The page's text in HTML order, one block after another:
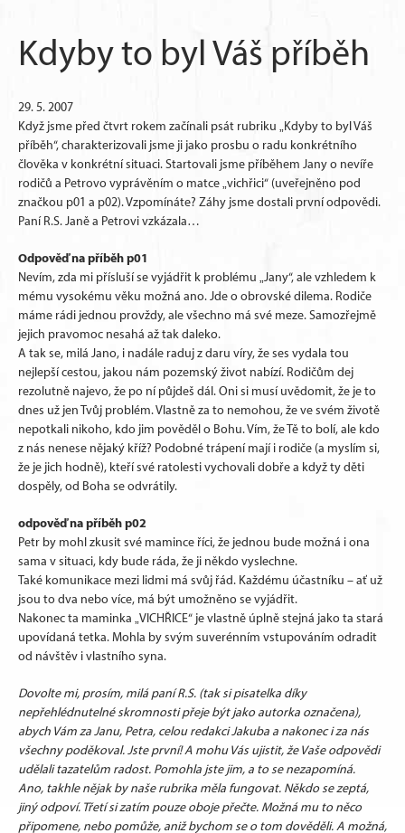
Kdyby to byl Váš příběh
29. 5. 2007
Když jsme před čtvrt rokem začínali psát rubriku „Kdyby to byl Váš
příběh“, charakterizovali jsme ji jako prosbu o radu konkrétního
člověka v konkrétní situaci. Startovali jsme příběhem Jany o nevíře
rodičů a Petrovo vyprávěním o matce „vichřici“ (uveřejněno pod
značkou p01 a p02). Vzpomínáte? Záhy jsme dostali první odpovědi.
Paní R.S. Janě a Petrovi vzkázala…
Odpověď na příběh p01
Nevím, zda mi přísluší se vyjádřit k problému „Jany“, ale vzhledem k
mému vysokému věku možná ano. Jde o obrovské dilema. Rodiče
máme rádi jednou provždy, ale všechno má své meze. Samozřejmě
jejich pravomoc nesahá až tak daleko.
A tak se, milá Jano, i nadále raduj z daru víry, že ses vydala tou
nejlepší cestou, jakou nám pozemský život nabízí. Rodičům dej
rezolutně najevo, že po ní půjdeš dál. Oni si musí uvědomit, že je to
dnes už jen Tvůj problém. Vlastně za to nemohou, že ve svém životě
nepotkali nikoho, kdo jim pověděl o Bohu. Vím, že Tě to bolí, ale kdo
z nás nenese nějaký kříž? Podobné trápení mají i rodiče (a myslím si,
že je jich hodně), kteří své ratolesti vychovali dobře a když ty děti
dospěly, od Boha se odvrátily.
odpověď na příběh p02
Petr by mohl zkusit své mamince říci, že jednou bude možná i ona
sama v situaci, kdy bude ráda, že ji někdo vyslechne.
Také komunikace mezi lidmi má svůj řád. Každému účastníku – ať už
jsou to dva nebo více, má být umožněno se vyjádřit.
Nakonec ta maminka „VICHŘICE“ je vlastně úplně stejná jako ta stará
upovídaná tetka. Mohla by svým suverénním vstupováním odradit
od návštěv i vlastního syna.
Dovolte mi, prosím, milá paní R.S. (tak si pisatelka díky
nepřehlédnutelné skromnosti přeje být jako autorka označena),
abych Vám za Janu, Petra, celou redakci Jakuba a nakonec i za nás
všechny poděkoval. Jste první! A mohu Vás ujistit, že Vaše odpovědi
udělali tazatelům radost. Pomohla jste jim, a to se nezapomíná.
Ano, takhle nějak by naše rubrika měla fungovat. Někdo se zeptá,
jiný odpoví. Třetí si zatím pouze oboje přečte. Možná mu to něco
připomene, nebo pomůže, aniž bychom se o tom dověděli. A možná,